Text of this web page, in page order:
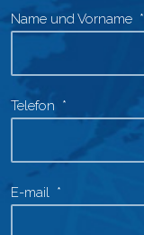
Name und Vorname *
Telefon *
E-mail *